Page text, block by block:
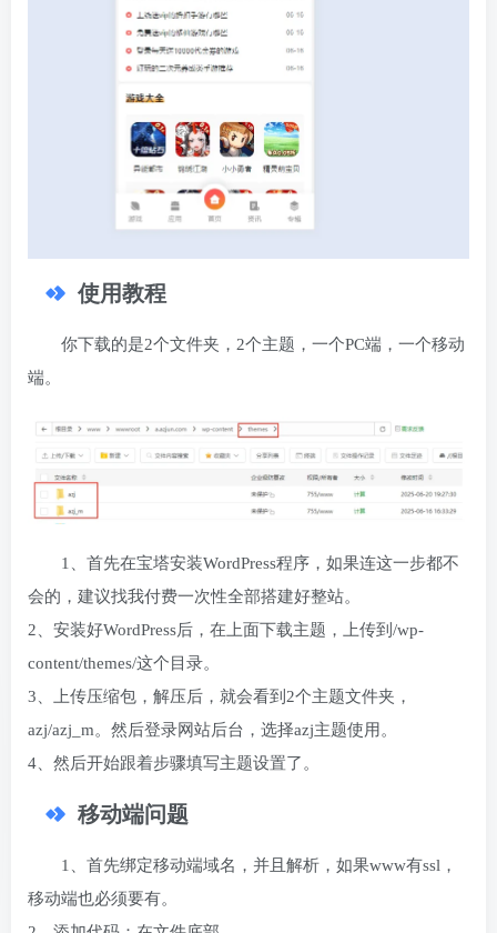
使用教程
你下载的是2个文件夹，2个主题，一个PC端，一个移动
端。
1、首先在宝塔安装WordPress程序，如果连这一步都不
会的，建议找我付费一次性全部搭建好整站。
2、安装好WordPress后，在上面下载主题，上传到/wp-
content/themes/这个目录。
3、上传压缩包，解压后，就会看到2个主题文件夹，
azj/azj_m。然后登录网站后台，选择azj主题使用。
4、然后开始跟着步骤填写主题设置了。
移动端问题
1、首先绑定移动端域名，并且解析，如果www有ssl，
移动端也必须要有。